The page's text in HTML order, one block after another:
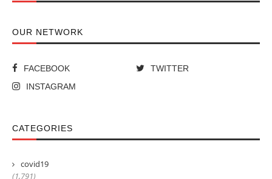
OUR NETWORK
FACEBOOK
TWITTER
INSTAGRAM
CATEGORIES
covid19
(1,791)